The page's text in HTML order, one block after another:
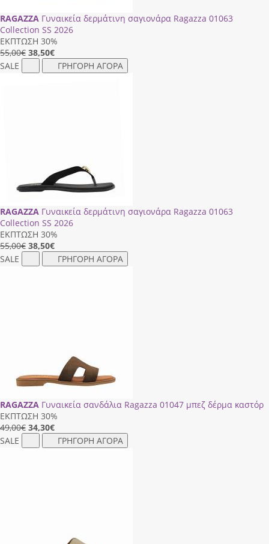
RAGAZZA Γυναικεία δερμάτινη σαγιονάρα Ragazza 01063
Collection SS 2026
ΕΚΠΤΩΣΗ 30%
55,00€ 38,50€
SALE
ΓΡΗΓΟΡΗ ΑΓΟΡΑ
RAGAZZA Γυναικεία δερμάτινη σαγιονάρα Ragazza 01063
Collection SS 2026
ΕΚΠΤΩΣΗ 30%
55,00€ 38,50€
SALE
ΓΡΗΓΟΡΗ ΑΓΟΡΑ
RAGAZZA Γυναικεία σανδάλια Ragazza 01047 μπεζ δέρμα καστόρ
ΕΚΠΤΩΣΗ 30%
49,00€ 34,30€
SALE
ΓΡΗΓΟΡΗ ΑΓΟΡΑ